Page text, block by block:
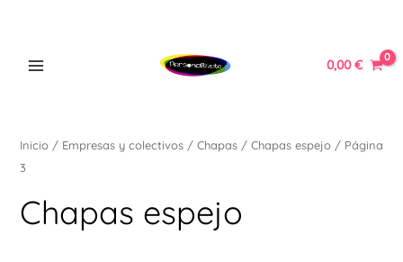
0,00€
Inicio/ Empresas y colectivos/ Chapas/ Chapas espejo/ Página
3
Chapas espejo